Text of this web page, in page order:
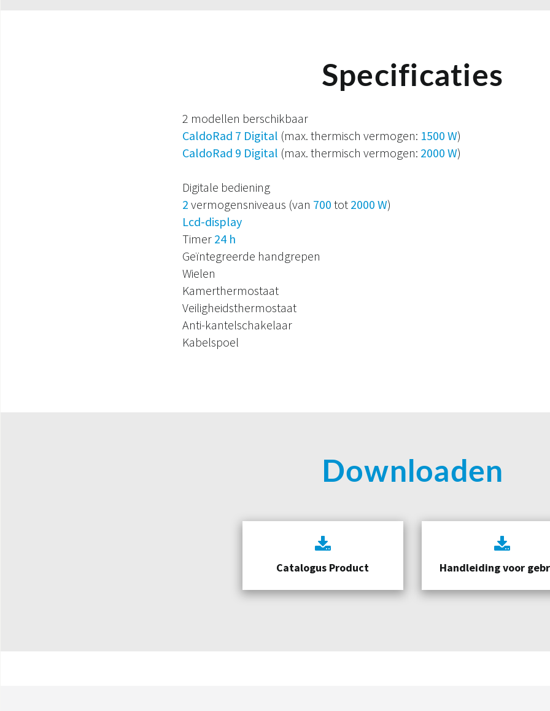
Specificaties
2 modellen berschikbaar
CaldoRad 7 Digital (max. thermisch vermogen: 1500 W)
CaldoRad 9 Digital (max. thermisch vermogen: 2000 W)
Digitale bediening
2 vermogensniveaus (van 700 tot 2000 W)
Lcd-display
Timer 24 h
Geïntegreerde handgrepen
Wielen
Kamerthermostaat
Veiligheidsthermostaat
Anti-kantelschakelaar
Kabelspoel
Downloaden
Catalogus Product Handleiding voor